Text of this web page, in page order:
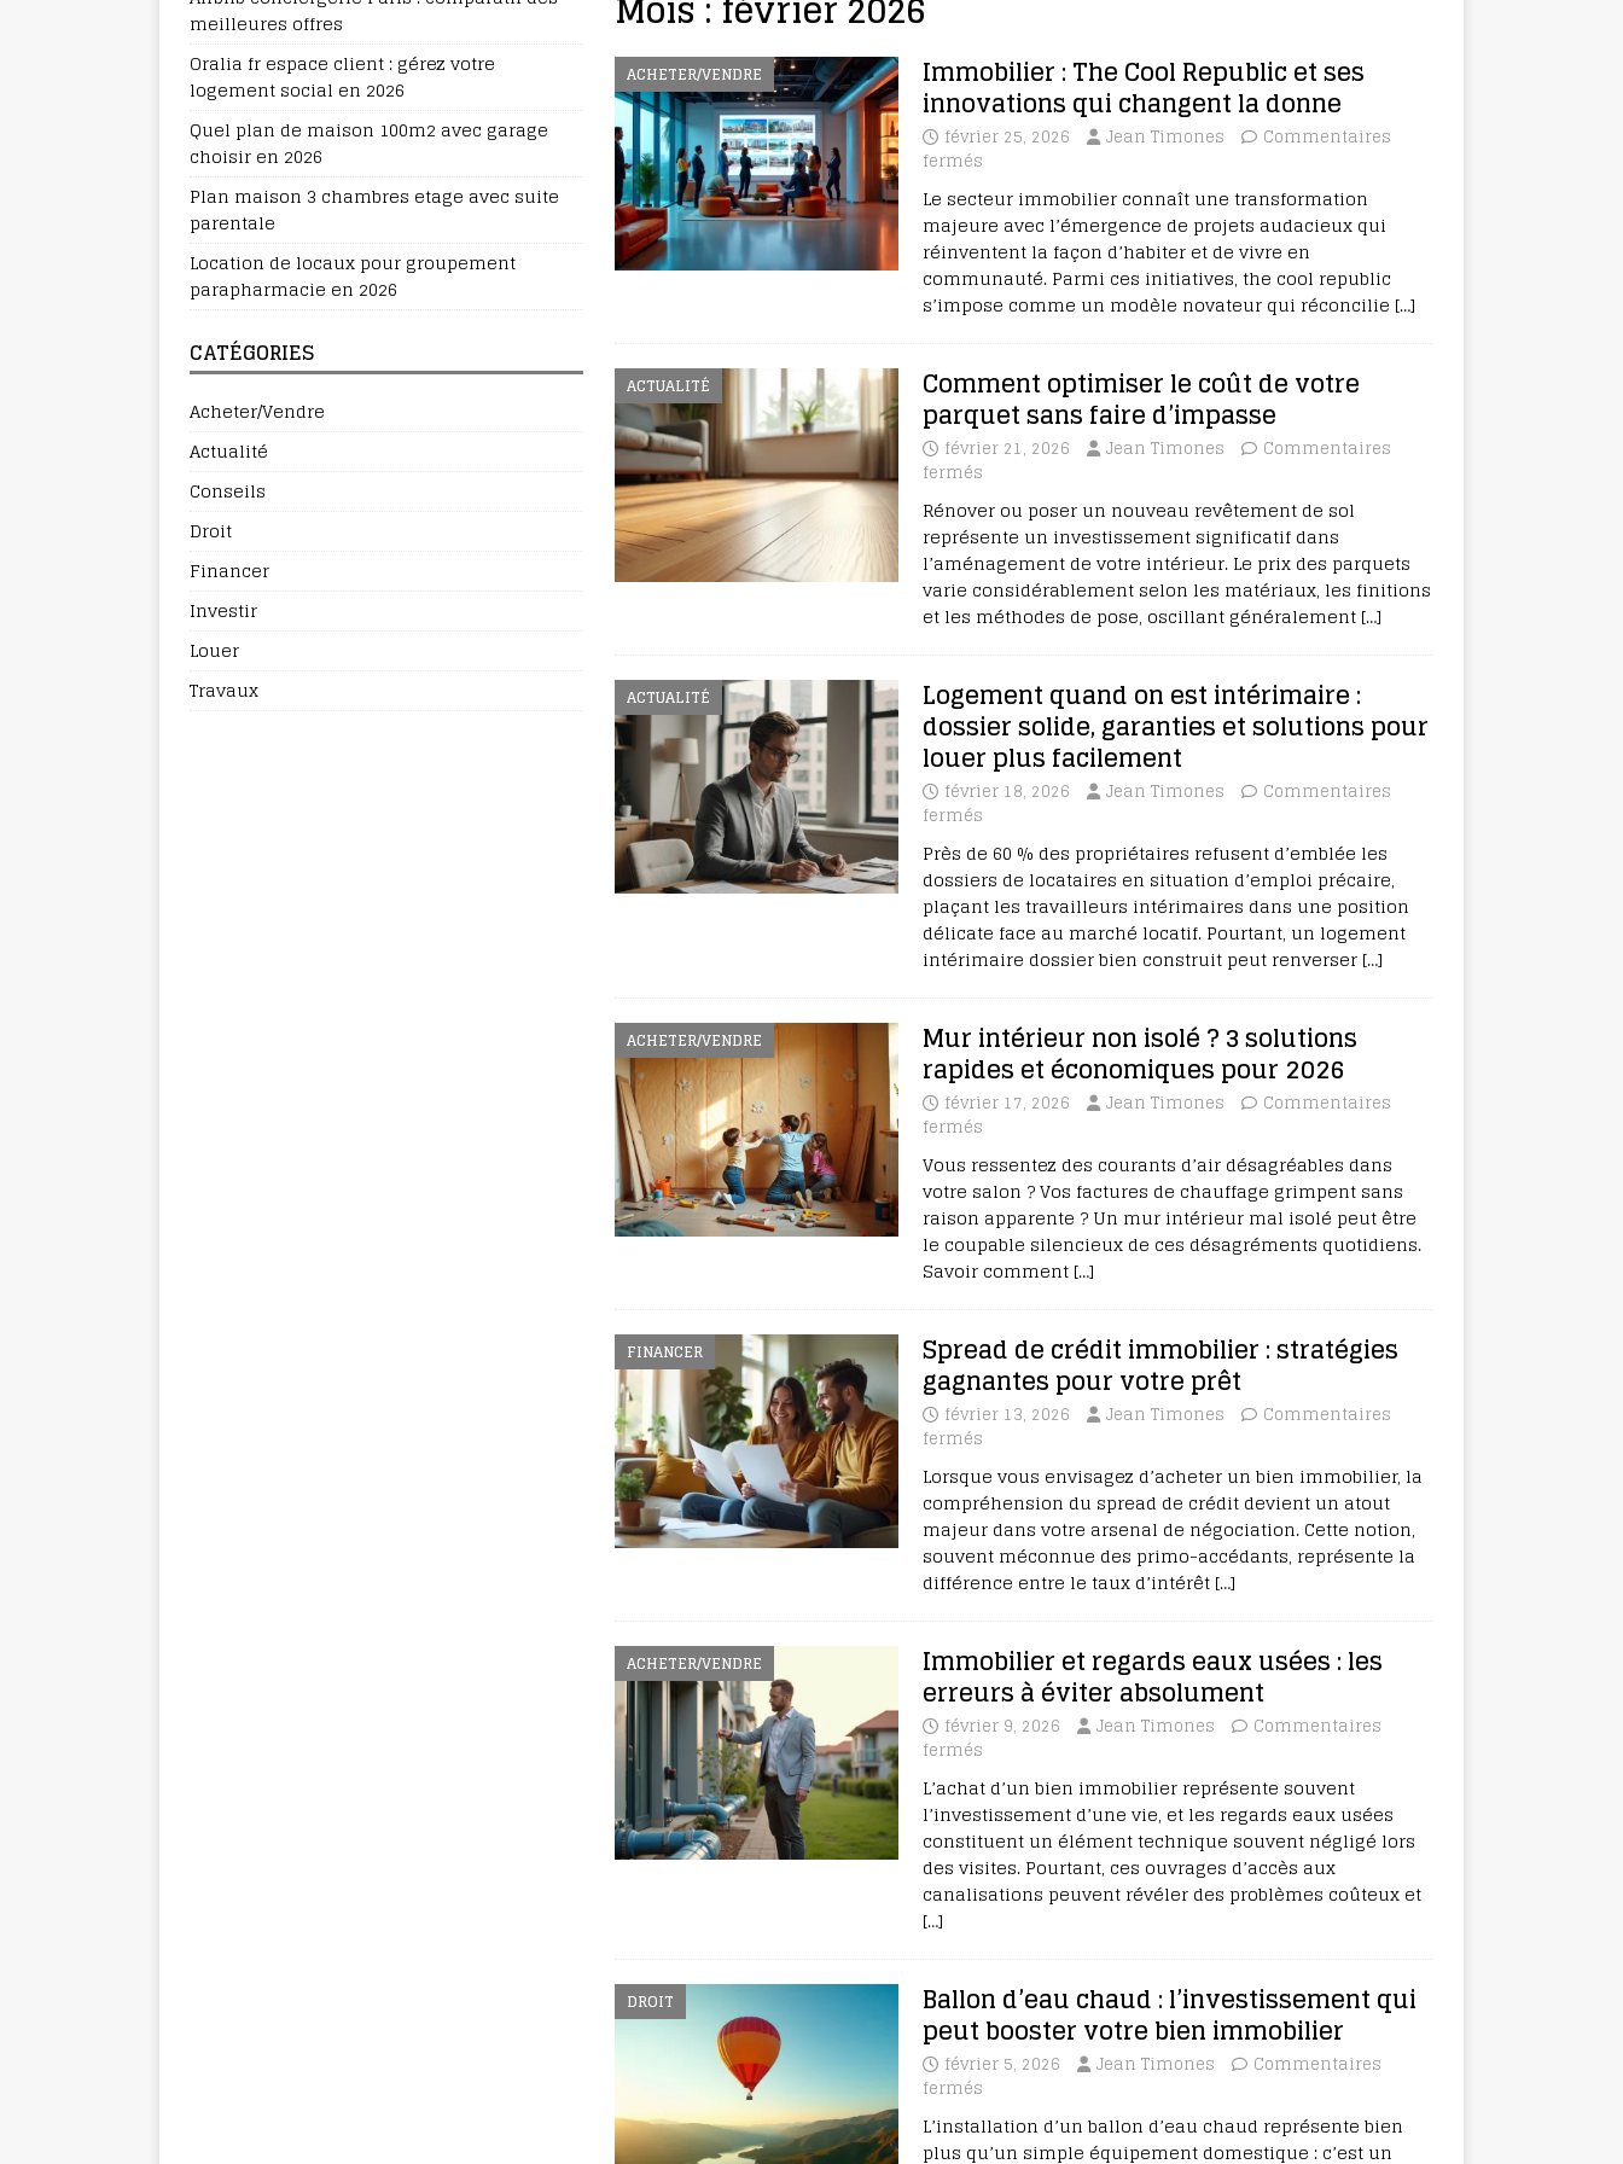
ACHETER/VENDRE Immobilier : The Cool Republic et ses
innovations qui changent la donne
février 25, 2026 Jean Timones
Commentaires
fermés
Le secteur immobilier connaît une transformation
majeure avec l’émergence de projets audacieux qui
réinventent la façon d’habiter et de vivre en
communauté. Parmi ces initiatives, the cool republic
s’impose comme un modèle novateur qui réconcilie […]
ACTUALITÉ Comment optimiser le coût de votre
parquet sans faire d’impasse
février 21, 2026 Jean Timones
Commentaires
fermés
Rénover ou poser un nouveau revêtement de sol
représente un investissement significatif dans
l’aménagement de votre intérieur. Le prix des parquets
varie considérablement selon les matériaux, les finitions
et les méthodes de pose, oscillant généralement […]
ACTUALITÉ Logement quand on est intérimaire :
dossier solide, garanties et solutions pour
louer plus facilement
février 18, 2026 Jean Timones
Commentaires
fermés
Près de 60 % des propriétaires refusent d’emblée les
dossiers de locataires en situation d’emploi précaire,
plaçant les travailleurs intérimaires dans une position
délicate face au marché locatif. Pourtant, un logement
intérimaire dossier bien construit peut renverser […]
ACHETER/VENDRE Mur intérieur non isolé ? 3 solutions
rapides et économiques pour 2026
février 17, 2026 Jean Timones
Commentaires
fermés
Vous ressentez des courants d’air désagréables dans
votre salon ? Vos factures de chauffage grimpent sans
raison apparente ? Un mur intérieur mal isolé peut être
le coupable silencieux de ces désagréments quotidiens.
Savoir comment […]
FINANCER Spread de crédit immobilier : stratégies
gagnantes pour votre prêt
février 13, 2026 Jean Timones
Commentaires
fermés
Lorsque vous envisagez d’acheter un bien immobilier, la
compréhension du spread de crédit devient un atout
majeur dans votre arsenal de négociation. Cette notion,
souvent méconnue des primo-accédants, représente la
différence entre le taux d’intérêt […]
ACHETER/VENDRE Immobilier et regards eaux usées : les
erreurs à éviter absolument
février 9, 2026 Jean Timones
Commentaires
fermés
L’achat d’un bien immobilier représente souvent
l’investissement d’une vie, et les regards eaux usées
constituent un élément technique souvent négligé lors
des visites. Pourtant, ces ouvrages d’accès aux
canalisations peuvent révéler des problèmes coûteux et
[…]
DROIT Ballon d’eau chaud : l’investissement qui
peut booster votre bien immobilier
février 5, 2026 Jean Timones
Commentaires
fermés
L’installation d’un ballon d’eau chaud représente bien
plus qu’un simple équipement domestique : c’est un
meilleures offres
Oralia fr espace client : gérez votre
logement social en 2026
Quel plan de maison 100m2 avec garage
choisir en 2026
Plan maison 3 chambres etage avec suite
parentale
Location de locaux pour groupement
parapharmacie en 2026
CATÉGORIES
Acheter/Vendre
Actualité
Conseils
Droit
Financer
Investir
Louer
Travaux